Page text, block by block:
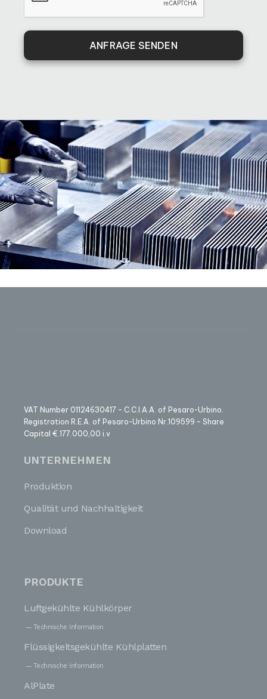
ANFRAGE SENDEN
VAT Number 01124630417 – C.C.I.A.A. of Pesaro-Urbino.
Registration R.E.A. of Pesaro-Urbino Nr.109599 – Share
Capital €.177.000,00 i.v
UNTERNEHMEN
Produktion
Qualität und Nachhaltigkeit
Download
PRODUKTE
Luftgekühlte Kühlkörper
Technische Information
Flüssigkeitsgekühlte Kühlplatten
Technische Information
AlPlate